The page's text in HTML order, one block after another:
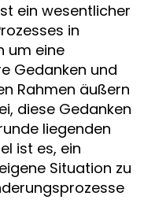
ein wesentlicher
in
um eine
Gedanken und
Rahmen äußern
diese Gedanken
liegenden
ist es, ein
Situation zu